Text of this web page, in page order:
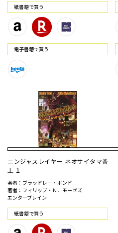
紙書籍で買う
電⼦書籍で買う
ニンジャスレイヤー ネオサイタマ炎
上 １
著者：ブラッドレー・ボンド
著者：フィリップ・Ｎ．モーゼズ
エンターブレイン
紙書籍で買う